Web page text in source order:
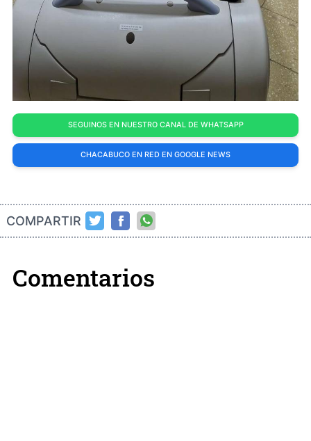
SEGUINOS EN NUESTRO CANAL DE WHATSAPP
CHACABUCO EN RED EN GOOGLE NEWS
COMPARTIR
Comentarios